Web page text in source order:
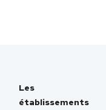
Les
établissements